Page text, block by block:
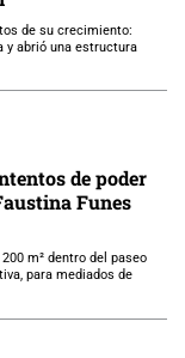
de su crecimiento:
y abrió una estructura
de poder
Funes
m² dentro del paseo
para mediados de